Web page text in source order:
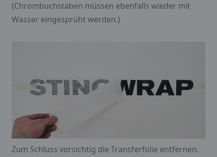
(Chrombuchstaben müssen ebenfalls wieder mit
Wasser eingesprüht werden.)
Zum Schluss vorsichtig die Transferfolie entfernen.